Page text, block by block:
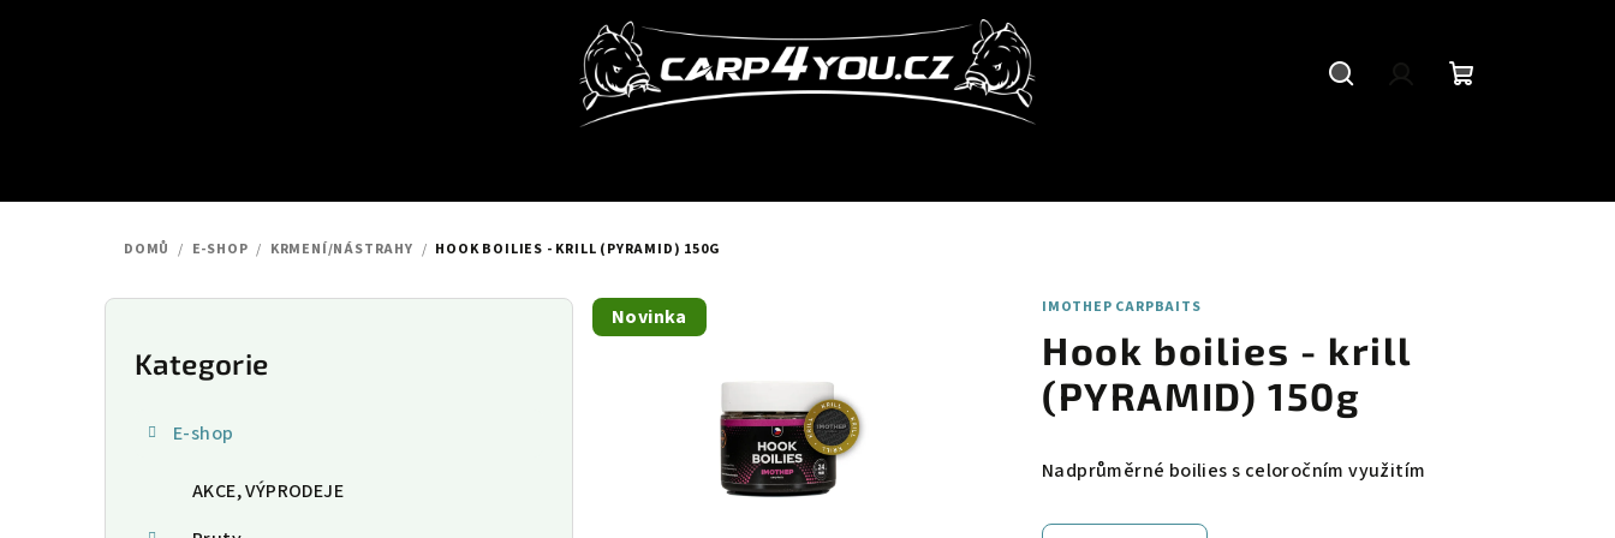
DOMŮ / E-SHOP / KRMENÍ/NÁSTRAHY / HOOK BOILIES - KRILL (PYRAMID) 150G
P
Přeskočit
kategorie
Kategorie
E-shop
AKCE, VÝPRODEJE
IMOTHEP CARPBAITS
Hook boilies - krill
(PYRAMID) 150g
Nadprůměrné boilies s celoročním využitím
Novinka